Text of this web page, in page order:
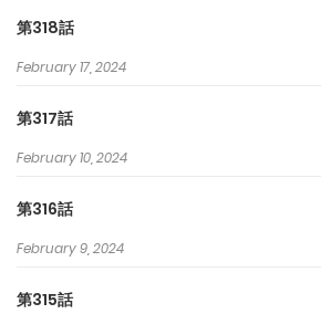
第318話
February 17, 2024
第317話
February 10, 2024
第316話
February 9, 2024
第315話